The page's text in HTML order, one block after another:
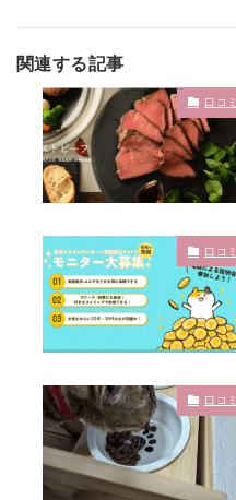
関連する記事
口コミ
口コミ
口コミ